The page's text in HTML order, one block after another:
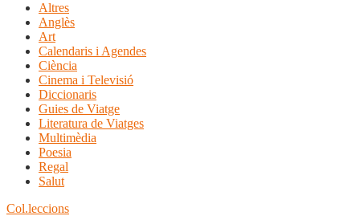
Altres
Anglès
Art
Calendaris i Agendes
Ciència
Cinema i Televisió
Diccionaris
Guies de Viatge
Literatura de Viatges
Multimèdia
Poesia
Regal
Salut
Col.leccions